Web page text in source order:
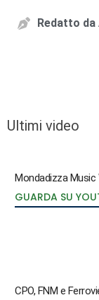
Redatto da
Ultimi video
Mondadizza
GUARDA SU
CPO, FNM e